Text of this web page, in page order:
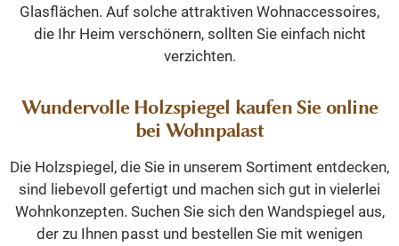
Glasflächen. Auf solche attraktiven Wohnaccessoires,
die Ihr Heim verschönern, sollten Sie einfach nicht
verzichten.
Wundervolle Holzspiegel kaufen Sie online
bei Wohnpalast
Die Holzspiegel, die Sie in unserem Sortiment entdecken,
sind liebevoll gefertigt und machen sich gut in vielerlei
Wohnkonzepten. Suchen Sie sich den Wandspiegel aus,
der zu Ihnen passt und bestellen Sie mit wenigen